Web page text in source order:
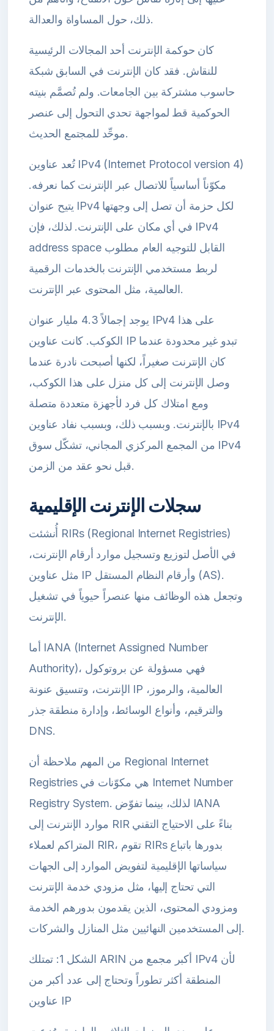
ذلك، حول المساواة والعدالة.
كان حوكمة الإنترنت أحد المجالات الرئيسية
للنقاش. فقد كان الإنترنت في السابق شبكة
حاسوب مشتركة بين الجامعات. ولم تُصمَّم بنيته
الحوكمية قط لمواجهة تحدي التحول إلى عنصر
موحِّد للمجتمع الحديث.
تُعد عناوين IPv4 (Internet Protocol version 4)
مكوّناً أساسياً للاتصال عبر الإنترنت كما نعرفه.
يتيح عنوان IPv4 لكل حزمة أن تصل إلى وجهتها
في أي مكان على الإنترنت. لذلك، فإن IPv4
address space القابل للتوجيه العام مطلوب
لربط مستخدمي الإنترنت بالخدمات الرقمية
العالمية، مثل المحتوى عبر الإنترنت.
يوجد إجمالاً 4.3 مليار عنوان IPv4 على هذا
الكوكب. كانت عناوين IP تبدو غير محدودة عندما
كان الإنترنت صغيراً، لكنها أصبحت نادرة عندما
وصل الإنترنت إلى كل منزل على هذا الكوكب،
ومع امتلاك كل فرد لأجهزة متعددة متصلة
بالإنترنت. وبسبب ذلك، وبسبب نفاد عناوين IPv4
من المجمع المركزي المجاني، تشكّل سوق IPv4
قبل نحو عقد من الزمن.
سجلات الإنترنت الإقليمية
أُنشئت RIRs (Regional Internet Registries)
في الأصل لتوزيع وتسجيل موارد أرقام الإنترنت،
مثل عناوين IP وأرقام النظام المستقل (AS).
وتجعل هذه الوظائف منها عنصراً حيوياً في تشغيل
الإنترنت.
أما IANA (Internet Assigned Number
Authority)، فهي مسؤولة عن بروتوكول
الإنترنت، وتنسيق عنونة IP العالمية، والرموز،
والترقيم، وأنواع الوسائط، وإدارة منطقة جذر
DNS.
من المهم ملاحظة أن Regional Internet
Registries هي مكوّنات في Internet Number
Registry System. لذلك، بينما تفوّض IANA
موارد الإنترنت إلى RIR بناءً على الاحتياج التقني
المتراكم لعملاء RIR، تقوم RIRs بدورها باتباع
سياساتها الإقليمية لتفويض الموارد إلى الجهات
التي تحتاج إليها، مثل مزودي خدمة الإنترنت
ومزودي المحتوى، الذين يقدمون بدورهم الخدمة
إلى المستخدمين النهائيين مثل المنازل والشركات.
الشكل 1: تمتلك ARIN أكبر مجمع من IPv4 لأن
المنطقة أكثر تطوراً وتحتاج إلى عدد أكبر من
عناوين IP